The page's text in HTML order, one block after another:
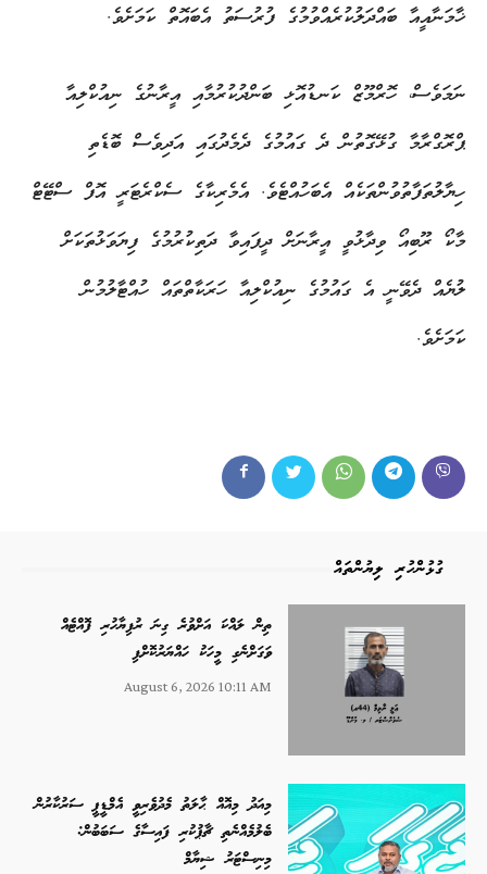
ޚާމަނާއީއާ ބައްދަލުކުރެއްވުމުގެ ފުރުސަތު އެބައޮތް ކަމަށެވެ.
ނަމަވެސް، ހޮރްމޫޒް ކަނޑުއޮޅި ބަންދުކުރުމާއި އީރާނުގެ ނިއުކްލިއާ
ޕްރޮގްރާމާ ގުޅޭގޮތުން ދެ ގައުމުގެ ދެމެދުގައި އަދިވެސް ބޮޑެތި
ހިޔާލުތަފާތުވުންތަކެއް އެބަހުއްޓެވެ. އެމެރިކާގެ ސެކްރެޓަރީ އޮފް ސްޓޭޓް
މާކޯ ރޫބިއޯ ވިދާޅުވީ އީރާނަށް ދީފައިވާ ދަތިކުރުމުގެ ފިޔަވަޅުތަކަށް
ލުޔެއް ދެވޭނީ އެ ގައުމުގެ ނިއުކްލިއާ ހަރަކާތްތައް ހުއްޓާލުމުން
ކަމަށެވެ.
ގުޅުންހުރި ލިޔުންތައް
ތިން ލައްކަ އަށްވުރެ ގިނަ ރުފިޔާހުރި ފޮއްޓެއް
ވަގަށްނެގި މީހަކު ހައްޔަރުކޮށްފި
August 6, 2026 10:11 AM
މިއަދު މިއޮއް ޙާލަތު މެދުވެރިވީ އެމްޑީޕީ ސަރުކާރުން
ބެލުމެއްނެތި ޗާޕުކުރި ފައިސާގެ ސަބަބުން:
މިނިސްޓަރު ޝިޔާމް